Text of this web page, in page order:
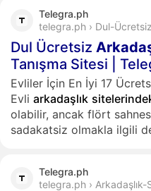
Telegra.ph
telegra.ph › Dul-
Dul Ücretsiz
Tanışma Sitesi |
Evliler İçin En İyi 17
Evli arkadaşlık
olabilir, ancak flört
sadakatsiz olmakla ilgili
Telegra.ph
telegra.ph › Arkadaşlık-